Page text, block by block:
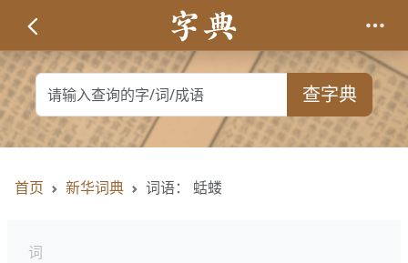
查字典
首页 新华词典 词语： 蛞蝼
词